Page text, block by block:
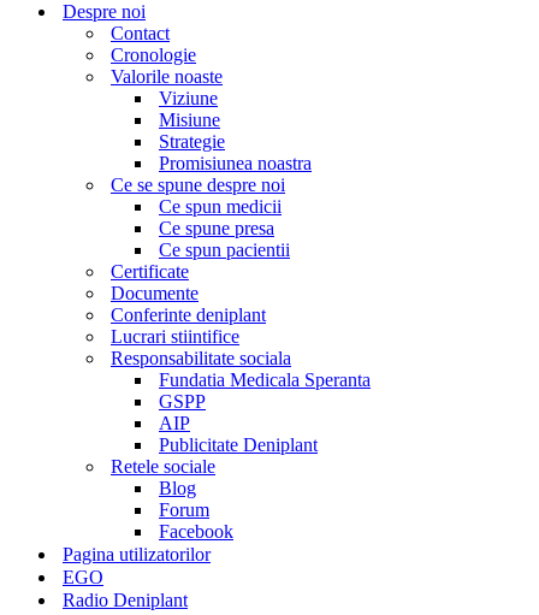
Despre noi
Contact
Cronologie
Valorile noaste
Viziune
Misiune
Strategie
Promisiunea noastra
Ce se spune despre noi
Ce spun medicii
Ce spune presa
Ce spun pacientii
Certificate
Documente
Conferinte deniplant
Lucrari stiintifice
Responsabilitate sociala
Fundatia Medicala Speranta
GSPP
AIP
Publicitate Deniplant
Retele sociale
Blog
Forum
Facebook
Pagina utilizatorilor
EGO
Radio Deniplant